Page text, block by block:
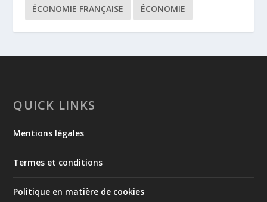
ÉCONOMIE FRANÇAISE ÉCONOMIE
QUICK LINKS
Mentions légales
Termes et conditions
Politique en matière de cookies